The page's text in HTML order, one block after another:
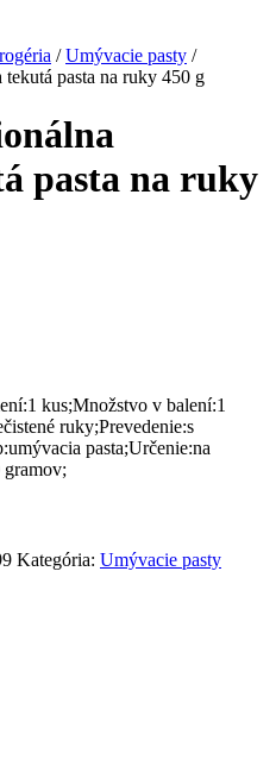
/Umývacie pasty /
pasta na ruky 450 g
pasta na ruky
kus;Množstvo v balení:1
ruky;Prevedenie:s
pasta;Určenie:na
Kategória: Umývacie pasty